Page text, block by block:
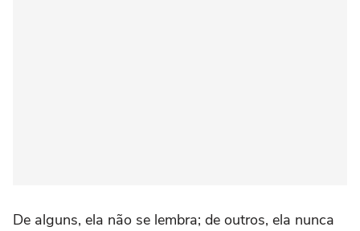
De alguns, ela não se lembra; de outros, ela nunca